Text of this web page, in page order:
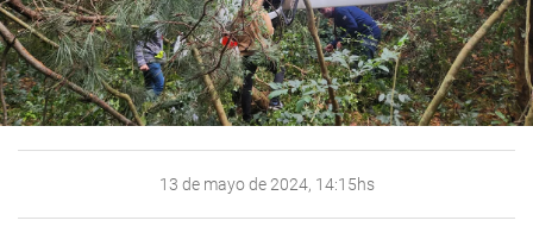
13 de mayo de 2024, 14:15hs